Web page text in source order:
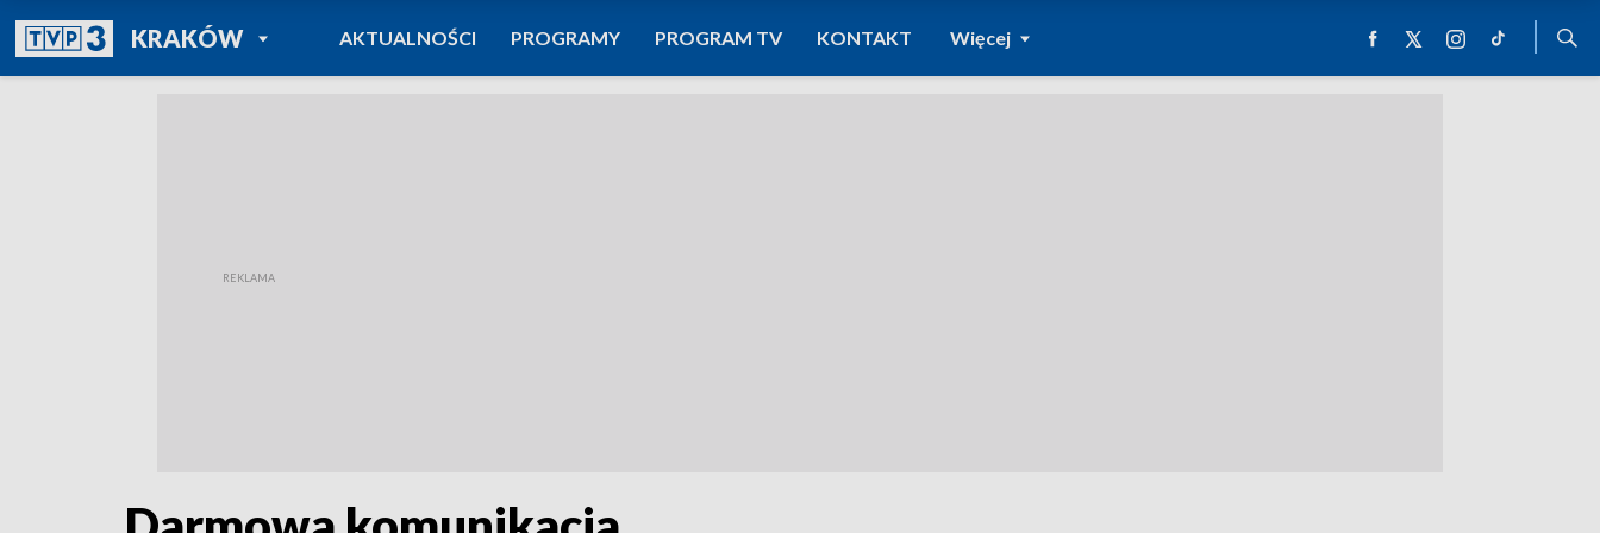
KRAKÓWPOWRÓT DO
TVP REGIONY
AKTUALNOŚCI PROGRAMY PROGRAM TV KONTAKT Więcej